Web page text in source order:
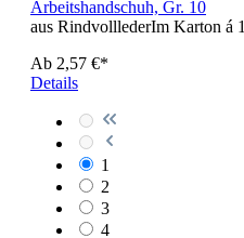
Arbeitshandschuh, Gr. 10
aus RindvolllederIm Karton á
Ab 2,57 €*
Details
1
2
3
4